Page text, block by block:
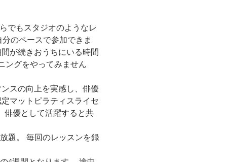
でもスタジオのようなレ
のペースで参加できま
が続きおうちにいる時間
ングをやってみません
スの向上を実感し、俳優
マットピラティスライセ
俳優として活躍すると共
題。 毎回のレッスンを録